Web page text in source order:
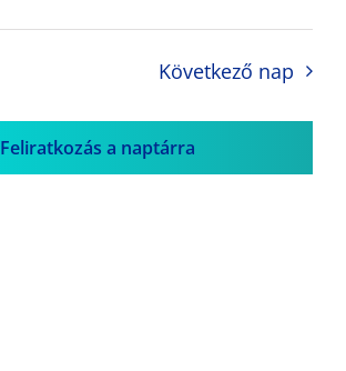
Következő nap
Feliratkozás a naptárra